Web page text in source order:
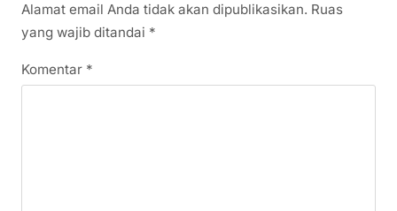
Alamat email Anda tidak akan dipublikasikan. Ruas
yang wajib ditandai *
Komentar *